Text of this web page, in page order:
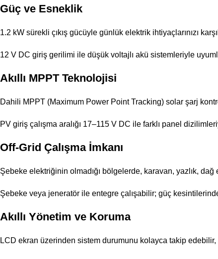
Güç ve Esneklik
1.2 kW sürekli çıkış gücüyle günlük elektrik ihtiyaçlarınızı
12 V DC giriş gerilimi ile düşük voltajlı akü sistemleriyle
Akıllı MPPT Teknolojisi
Dahili MPPT (Maximum Power Point Tracking) solar şarj
PV giriş çalışma aralığı 17–115 V DC ile farklı panel
Off-Grid Çalışma İmkanı
Şebeke elektriğinin olmadığı bölgelerde, karavan, yazlık,
Şebeke veya jeneratör ile entegre çalışabilir; güç
Akıllı Yönetim ve Koruma
LCD ekran üzerinden sistem durumunu kolayca takip